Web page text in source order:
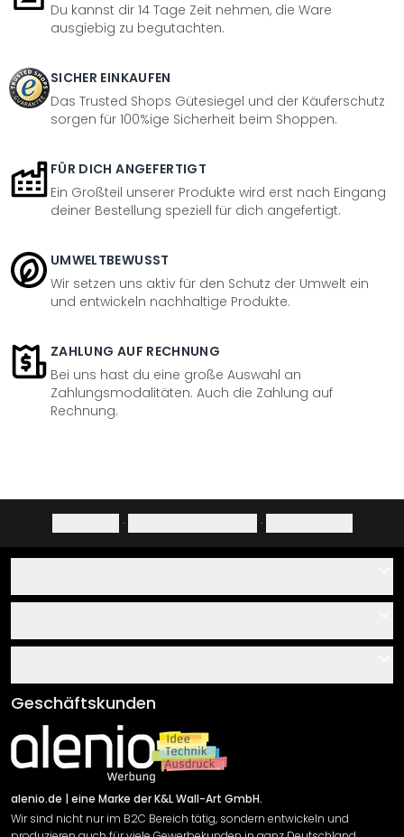
Du kannst dir 14 Tage Zeit nehmen, die Ware
ausgiebig zu begutachten.
SICHER EINKAUFEN
Das Trusted Shops Gütesiegel und der Käuferschutz
sorgen für 100%ige Sicherheit beim Shoppen.
FÜR DICH ANGEFERTIGT
Ein Großteil unserer Produkte wird erst nach Eingang
deiner Bestellung speziell für dich angefertigt.
UMWELTBEWUSST
Wir setzen uns aktiv für den Schutz der Umwelt ein
und entwickeln nachhaltige Produkte.
ZAHLUNG AUF RECHNUNG
Bei uns hast du eine große Auswahl an
Zahlungsmodalitäten. Auch die Zahlung auf
Rechnung.
· ·
Über uns
Klebe- und Montageanleitungen
Newsletter An-/Abmeldung
Sendungsverfolgung
AGB
Impressum
Versand & Zahlung
Rücksendung
Widerrufsrecht
Geschäftskunden
alenio.de | eine Marke der K&L Wall-Art GmbH.
Wir sind nicht nur im B2C Bereich tätig, sondern entwickeln und